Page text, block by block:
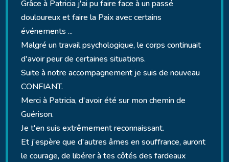
Grâce à Patricia j'ai pu faire face à un passé
douloureux et faire la Paix avec certains
événements ...
Malgré un travail psychologique, le corps continuait
d'avoir peur de certaines situations.
Suite à notre accompagnement je suis de nouveau
CONFIANT.
Merci à Patricia, d'avoir été sur mon chemin de
Guérison.
Je t'en suis extrêmement reconnaissant.
Et j'espère que d'autres âmes en souffrance, auront
le courage, de libérer à tes côtés des fardeaux